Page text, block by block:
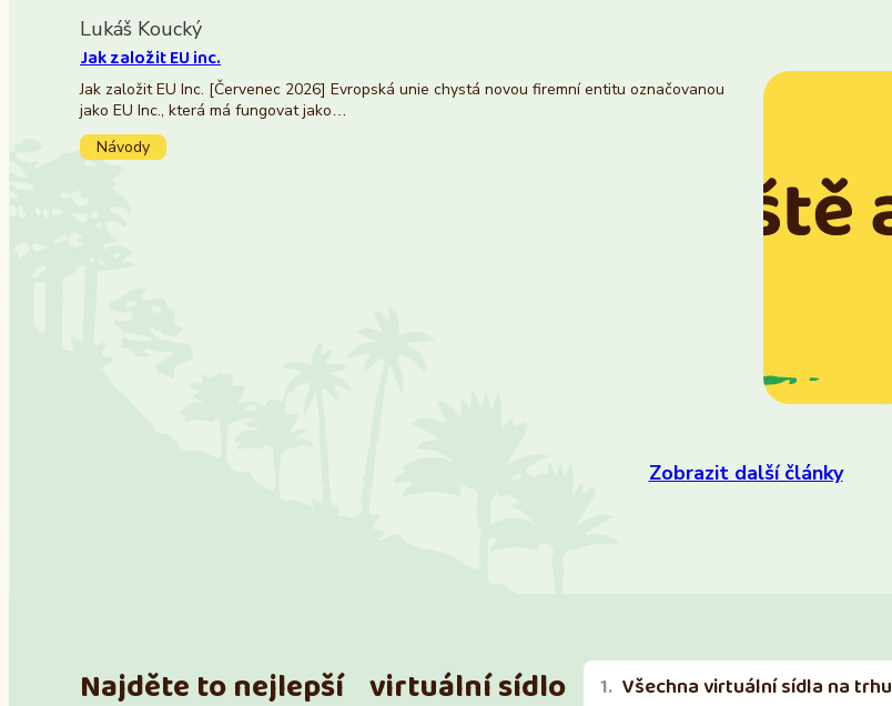
Lukáš Koucký
Jak založit EU inc.
Jak založit EU Inc. [Červenec 2026] Evropská unie chystá novou firemní entitu označovanou
jako EU Inc., která má fungovat jako…
Návody
Zobrazit další články
Najděte to nejlepší virtuální sídlo Všechna virtuální sídla na trhu